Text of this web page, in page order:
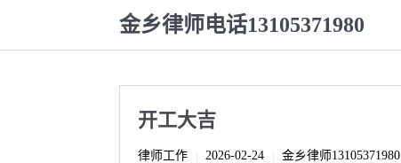
金乡律师电话13105371980
开工大吉
律师工作 2026-02-24 金乡律师13105371980